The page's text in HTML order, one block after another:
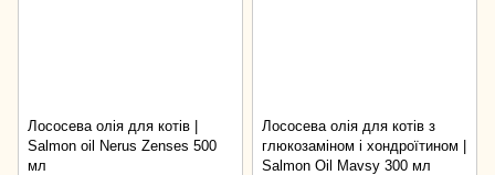
Лососева олія для котів |
Salmon oil Nerus Zenses 500
мл
Лососева олія для котів з
глюкозаміном і хондроїтином |
Salmon Oil Mavsy 300 мл